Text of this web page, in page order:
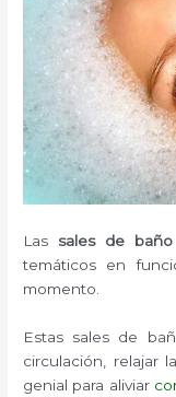
Las sales de baño
temáticos en
momento.
Estas sales de
circulación, relajar
genial para aliviar